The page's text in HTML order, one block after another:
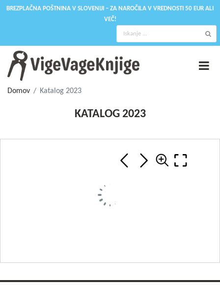
BREZPLAČNA POŠTNINA V SLOVENIJI – ZA NAROČILA V VREDNOSTI 50 EUR ALI
VEČ!
Domov Katalog 2023
KATALOG 2023